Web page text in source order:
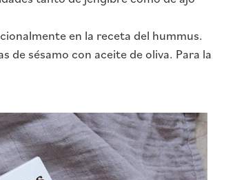
en la receta del hummus.
de sésamo con aceite de oliva. Para la